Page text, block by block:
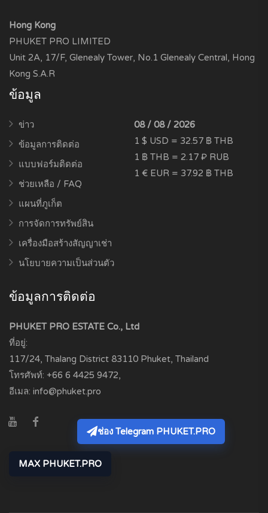
Hong Kong
PHUKET PRO LIMITED
Unit 2A, 17/F, Glenealy Tower, No.1 Glenealy Central, Hong
Kong S.A.R
ข้อมูล
ข่าว
ข้อมูลการติดต่อ
แบบฟอร์มติดต่อ
ช่วยเหลือ / FAQ
แผนที่ภูเก็ต
การจัดการทรัพย์สิน
เครื่องมือสร้างสัญญาเช่า
นโยบายความเป็นส่วนตัว
08 / 08 / 2026
1 $ USD = 32.57 ฿ THB
1 ฿ THB = 2.17 ₽ RUB
1 € EUR = 37.92 ฿ THB
ข้อมูลการติดต่อ
PHUKET PRO ESTATE Co., Ltd
ที่อยู่:
117/24, Thalang District 83110 Phuket, Thailand
โทรศัพท์: +66 6 4425 9472
อีเมล: info@phuket.pro
ช่อง Telegram PHUKET.PRO
MAX PHUKET.PRO